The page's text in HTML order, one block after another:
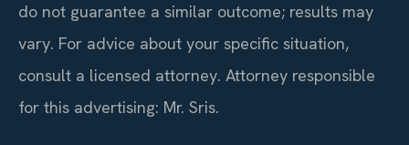
do not guarantee a similar outcome; results may
vary. For advice about your specific situation,
consult a licensed attorney. Attorney responsible
for this advertising: Mr. Sris.